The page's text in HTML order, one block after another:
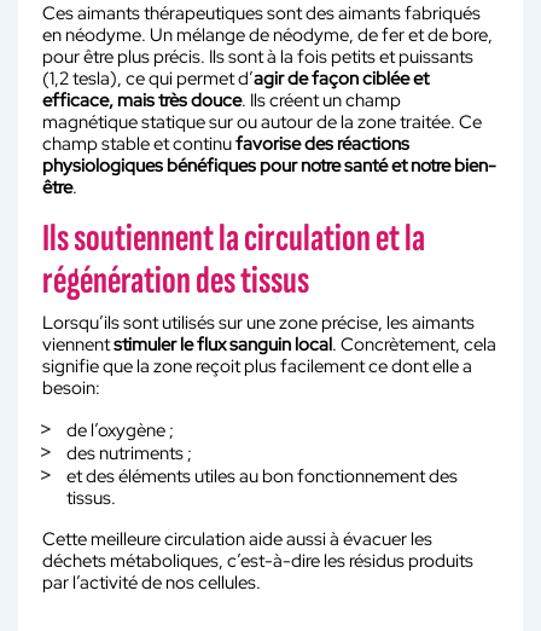
Ces aimants thérapeutiques sont des aimants fabriqués
en néodyme. Un mélange de néodyme, de fer et de bore,
pour être plus précis. Ils sont à la fois petits et puissants
(1,2 tesla), ce qui permet d’agir de façon ciblée et
efficace, mais très douce. Ils créent un champ
magnétique statique sur ou autour de la zone traitée. Ce
champ stable et continufavorise des réactions
physiologiques bénéfiques pour notre santé et notre bien-
être.
Ils soutiennent la circulation et la
régénération des tissus
Lorsqu’ils sont utilisés sur une zone précise, les aimants
viennentstimuler le flux sanguin local. Concrètement, cela
signifie que la zone reçoit plus facilement ce dont elle a
besoin:
de l’oxygène ;
des nutriments ;
et des éléments utiles au bon fonctionnement des
tissus.
Cette meilleure circulation aide aussi à évacuer les
déchets métaboliques, c’est-à-dire les résidus produits
par l’activité de nos cellules.